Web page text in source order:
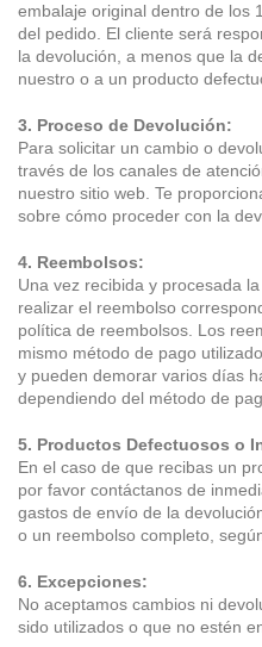
embalaje original dentro de los
del pedido. El cliente será
la devolución, a menos que la
nuestro o a un producto
3. Proceso de Devolución:
Para solicitar un cambio o
través de los canales de
nuestro sitio web. Te
sobre cómo proceder con la
4. Reembolsos:
Una vez recibida y procesada
realizar el reembolso
política de reembolsos. Los
mismo método de pago
y pueden demorar varios días
dependiendo del método de
5. Productos Defectuosos o
En el caso de que recibas un
por favor contáctanos de
gastos de envío de la
o un reembolso completo,
6. Excepciones:
No aceptamos cambios ni
sido utilizados o que no estén